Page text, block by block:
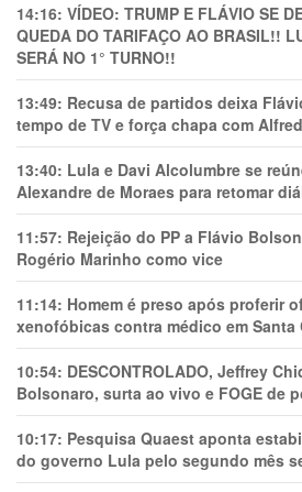
14:16: VÍDEO: TRUMP E FLÁVIO SE
QUEDA DO TARIFAÇO AO BRASIL!!
SERÁ NO 1° TURNO!!
13:49: Recusa de partidos deixa
tempo de TV e força chapa com
13:40: Lula e Davi Alcolumbre se
Alexandre de Moraes para retomar
11:57: Rejeição do PP a Flávio
Rogério Marinho como vice
11:14: Homem é preso após proferir
xenofóbicas contra médico em Santa
10:54: DESCONTROLADO, Jeffrey
Bolsonaro, surta ao vivo e FOGE de
10:17: Pesquisa Quaest aponta
do governo Lula pelo segundo mês